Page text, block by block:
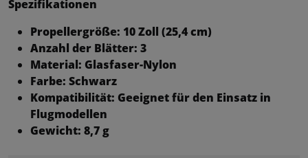
Spezifikationen
Propellergröße: 10 Zoll (25,4 cm)
Anzahl der Blätter: 3
Material: Glasfaser-Nylon
Farbe: Schwarz
Kompatibilität: Geeignet für den Einsatz in
Flugmodellen
Gewicht: 8,7 g